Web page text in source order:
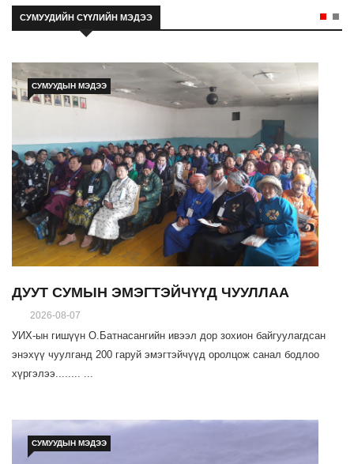
СУМУУДИЙН СҮҮЛИЙН МЭДЭЭ
СУМУУДЫН МЭДЭЭ
ДУУТ СУМЫН ЭМЭГТЭЙЧҮҮД ЧУУЛЛАА
2026-08-07
УИХ-ын гишүүн О.Батнасангийн ивээл дор зохион байгуулагдсан
энэхүү чуулганд 200 гаруй эмэгтэйчүүд оролцож санал бодлоо
хүргэлээ........ ...
СУМУУДЫН МЭДЭЭ